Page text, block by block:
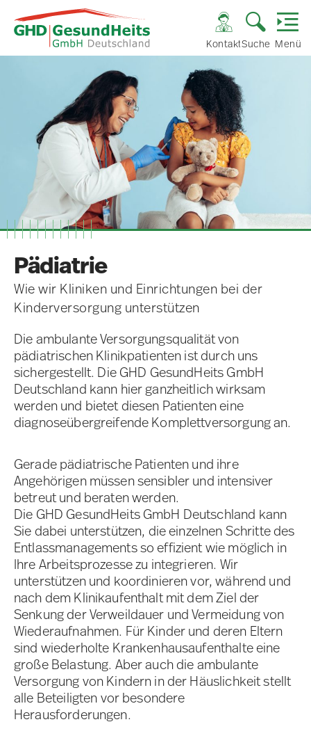
KontaktSuche Menü
Pädiatrie
Wie wir Kliniken und Einrichtungen bei der
Kinderversorgung unterstützen
Die ambulante Versorgungs­qualität von
pädiatrischen Klinikpatienten ist durch uns
sichergestellt. Die GHD GesundHeits GmbH
Deutschland kann hier ganzheitlich wirksam
werden und bietet diesen Patienten eine
diagnoseübergreifende Komplettversorgung an.
Gerade pädiatrische Patienten und ihre
Angehörigen müssen sensibler und intensiver
betreut und beraten werden.
Die GHD GesundHeits GmbH Deutschland kann
Sie dabei unterstützen, die einzelnen Schritte des
Entlassmanagements so effizient wie möglich in
Ihre Arbeitsprozesse zu integrieren. Wir
unterstützen und koordinieren vor, während und
nach dem Klinikaufenthalt mit dem Ziel der
Senkung der Verweildauer und Vermeidung von
Wiederaufnahmen. Für Kinder und deren Eltern
sind wiederholte Krankenhausaufenthalte eine
große Belastung. Aber auch die ambulante
Versorgung von Kindern in der Häuslichkeit stellt
alle Beteiligten vor besondere
Herausforderungen.